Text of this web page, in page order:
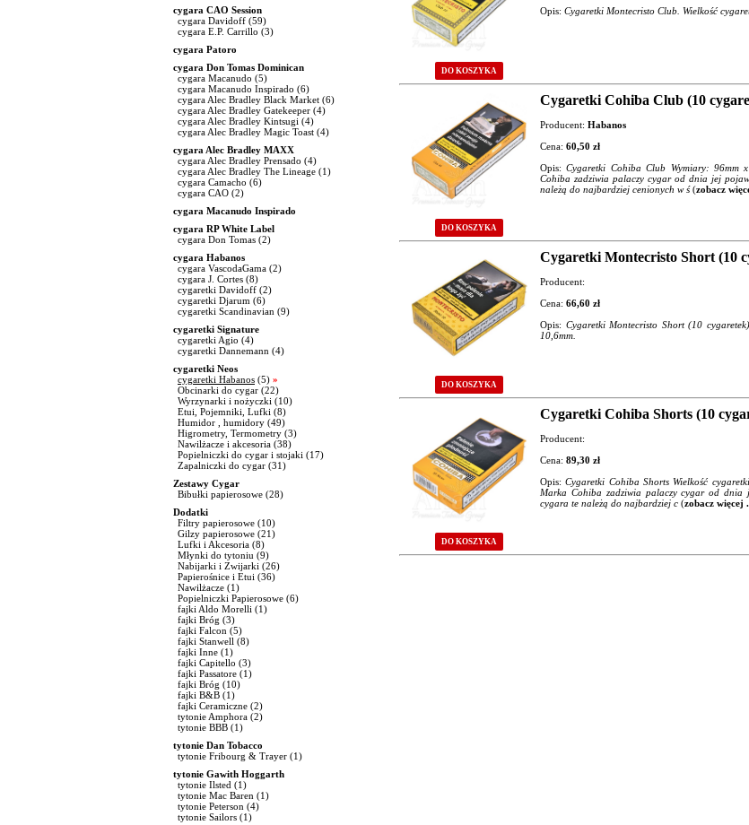
cygara CAO Session
cygara Davidoff (59)
cygara E.P. Carrillo (3)
cygara Patoro
cygara Don Tomas Dominican
cygara Macanudo (5)
cygara Macanudo Inspirado (6)
cygara Alec Bradley Black Market (6)
cygara Alec Bradley Gatekeeper (4)
cygara Alec Bradley Kintsugi (4)
cygara Alec Bradley Magic Toast (4)
cygara Alec Bradley MAXX
cygara Alec Bradley Prensado (4)
cygara Alec Bradley The Lineage (1)
cygara Camacho (6)
cygara CAO (2)
cygara Macanudo Inspirado
cygara RP White Label
cygara Don Tomas (2)
cygara Habanos
cygara VascodaGama (2)
cygara J. Cortes (8)
cygaretki Davidoff (2)
cygaretki Djarum (6)
cygaretki Scandinavian (9)
cygaretki Signature
cygaretki Agio (4)
cygaretki Dannemann (4)
cygaretki Neos
cygaretki Habanos (5) »
Obcinarki do cygar (22)
Wyrzynarki i nożyczki (10)
Etui, Pojemniki, Lufki (8)
Humidor , humidory (49)
Higrometry, Termometry (3)
Nawilżacze i akcesoria (38)
Popielniczki do cygar i stojaki (17)
Zapalniczki do cygar (31)
Zestawy Cygar
Bibułki papierosowe (28)
Dodatki
Filtry papierosowe (10)
Gilzy papierosowe (21)
Lufki i Akcesoria (8)
Młynki do tytoniu (9)
Nabijarki i Zwijarki (26)
Papierośnice i Etui (36)
Nawilżacze (1)
Popielniczki Papierosowe (6)
fajki Aldo Morelli (1)
fajki Bróg (3)
fajki Falcon (5)
fajki Stanwell (8)
fajki Inne (1)
fajki Capitello (3)
fajki Passatore (1)
fajki Bróg (10)
fajki B&B (1)
fajki Ceramiczne (2)
tytonie Amphora (2)
tytonie BBB (1)
tytonie Dan Tobacco
tytonie Fribourg & Trayer (1)
tytonie Gawith Hoggarth
tytonie Ilsted (1)
tytonie Mac Baren (1)
tytonie Peterson (4)
tytonie Sailors (1)
DO KOSZYKA
Opis: Cygaretki Montecristo Club. Wielkość
DO KOSZYKA
Cygaretki Cohiba Club (10
Producent: Habanos
Cena: 60,50 zł
Opis: Cygaretki Cohiba Club Wymiary: 96mm
Cohiba zadziwia palaczy cygar od dnia jej
należą do najbardziej cenionych w ś(zobacz
DO KOSZYKA
Cygaretki Montecristo Short (10
Producent:
Cena: 66,60 zł
Opis: Cygaretki Montecristo Short (10
10,6mm.
DO KOSZYKA
Cygaretki Cohiba Shorts (10
Producent:
Cena: 89,30 zł
Opis: Cygaretki Cohiba Shorts Wielkość
Marka Cohiba zadziwia palaczy cygar od
cygara te należą do najbardziej c (zobacz więcej